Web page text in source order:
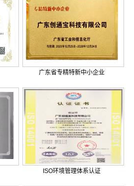
. 九丰能源弱电系统智能化集成工...
. 广东外语外贸大学附设河源外国...
. 巨正源科技有限公司综合弱电智...
. 美盈森综合弱电智能化工程签约...
. 大朗环球商业广场弱电智能化工...
. 景泰花园弱电智能化工程
广东省专精特新中小企业
ISO环境管理体系认证